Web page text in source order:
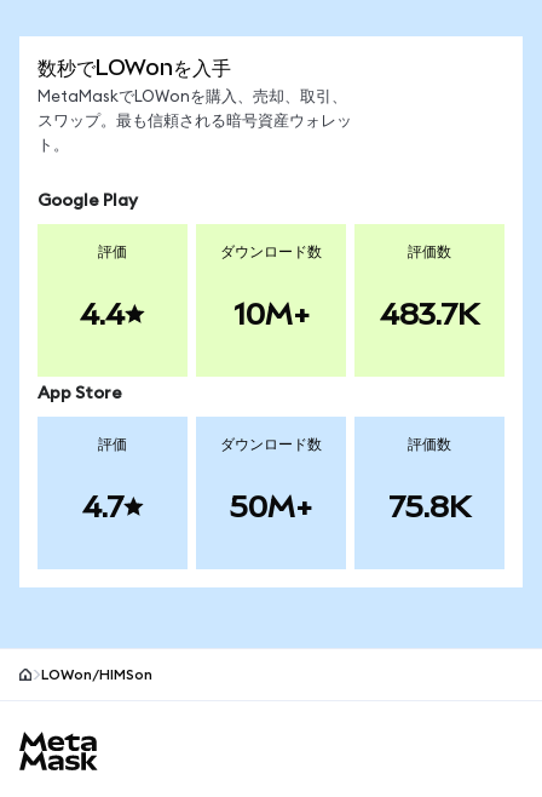
数秒でLOWonを入手
MetaMaskでLOWonを購入、売却、取引、
スワップ。最も信頼される暗号資産ウォレッ
ト。
Google Play
評価
4.4
ダウンロード数
10M+
評価数
483.7K
App Store
評価
4.7
ダウンロード数
50M+
評価数
75.8K
LOWon/HIMSon